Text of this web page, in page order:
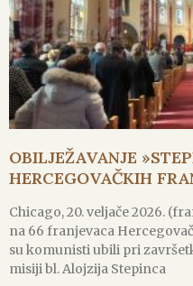
OBILJEŽAVANJE
HERCEGOVAČKIH
Chicago, 20. veljače 2026.
na 66 franjevaca
su komunisti ubili pri
misiji bl. Alojzija Stepinca